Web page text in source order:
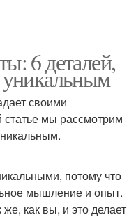
6 деталей,
уникальным
своими
статье мы рассмотрим
потому что
мышление и опыт.
как вы, и это делает